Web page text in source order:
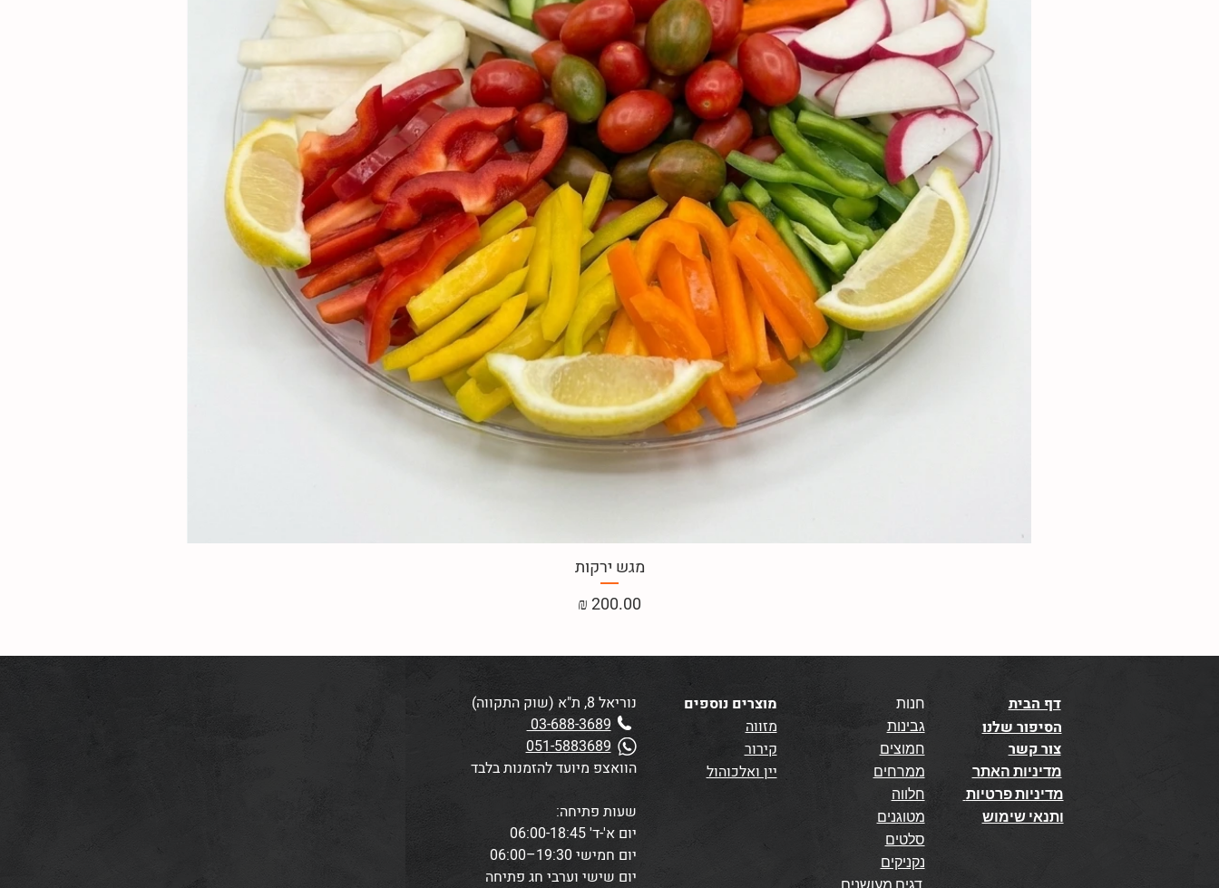
מגש ירקות
מחיר
נוריאל 8, ת"א (שוק התקווה)
03-688-3689
051-5883689
הוואצפ מיועד להזמנות בלבד
שעות פתיחה:
יום א'-ד' 06:00-18:45
יום חמישי 19:30–06:00
יום שישי וערבי חג פתיחה
מוצרים נוספים
מזווה
קירור
יין ואלכוהול
חנות
גבינות
חמוצים
ממרחים
חלווה
מטוגנים
סלטים
נקניקים
דף הבית
הסיפור שלנו
צור קשר
מדיניות האתר
ותנאי שימוש